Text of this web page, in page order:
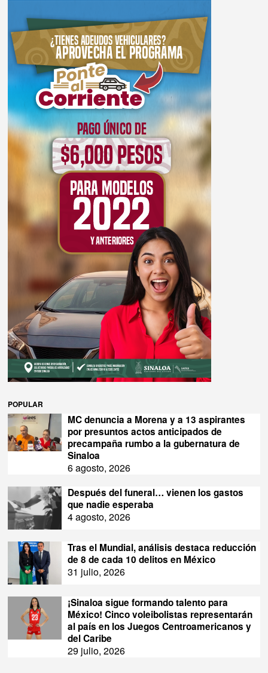
POPULAR
MC denuncia a Morena y a 13 aspirantes
por presuntos actos anticipados de
precampaña rumbo a la gubernatura de
Sinaloa
6 agosto, 2026
Después del funeral… vienen los gastos
que nadie esperaba
4 agosto, 2026
Tras el Mundial, análisis destaca reducción
de 8 de cada 10 delitos en México
31 julio, 2026
¡Sinaloa sigue formando talento para
México! Cinco voleibolistas representarán
al país en los Juegos Centroamericanos y
del Caribe
29 julio, 2026